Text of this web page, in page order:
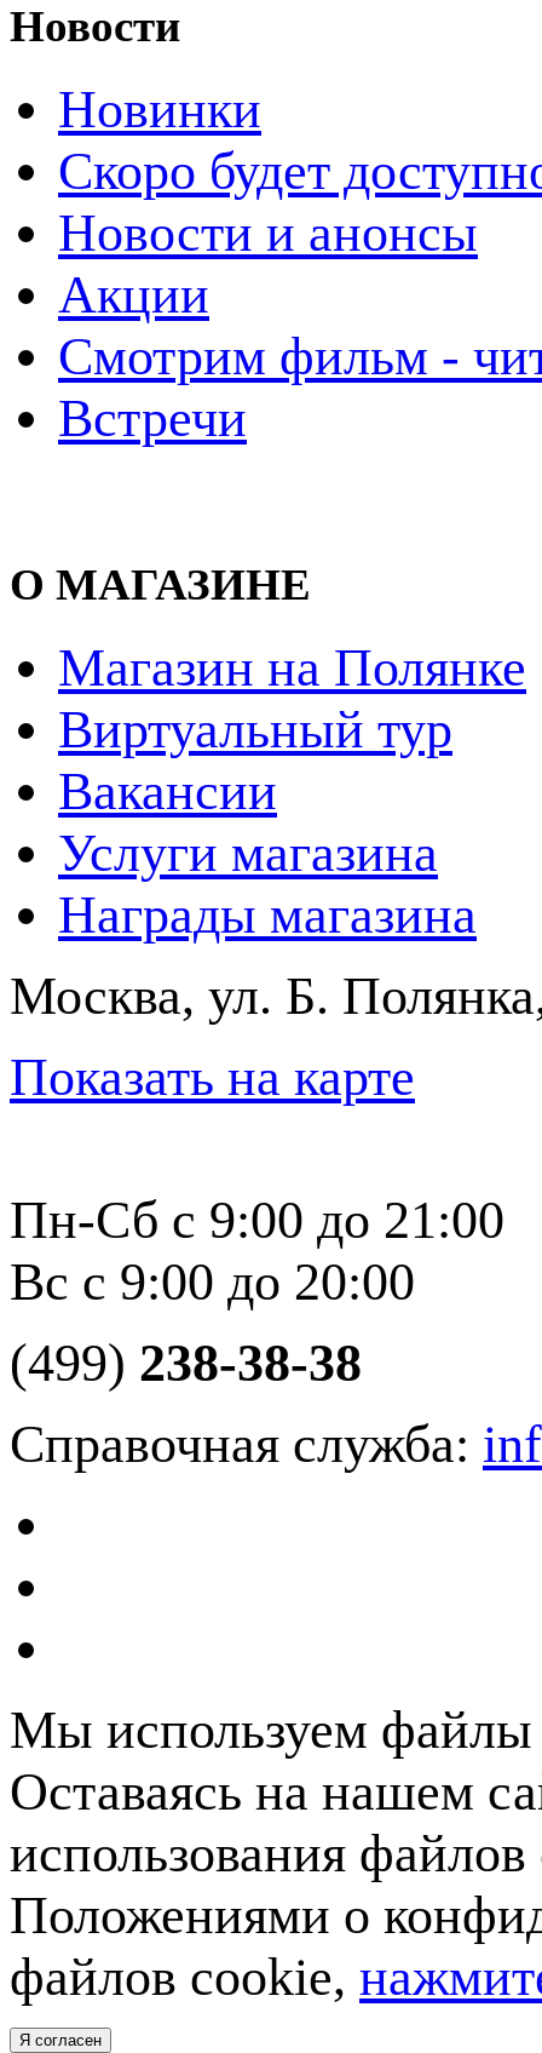
Новости
Новинки
Скоро будет
Новости и анонсы
Акции
Смотрим фильм -
Встречи
О МАГАЗИНЕ
Магазин на Полянке
Виртуальный тур
Вакансии
Услуги магазина
Награды магазина
Москва, ул. Б.
Показать на карте
Пн-Сб с 9:00 до 21:00
Вс с 9:00 до 20:00
(499) 238-38-38
Справочная служба:
Мы используем файлы
Оставаясь на нашем
использования
Положениями о
файлов cookie,
Я согласен